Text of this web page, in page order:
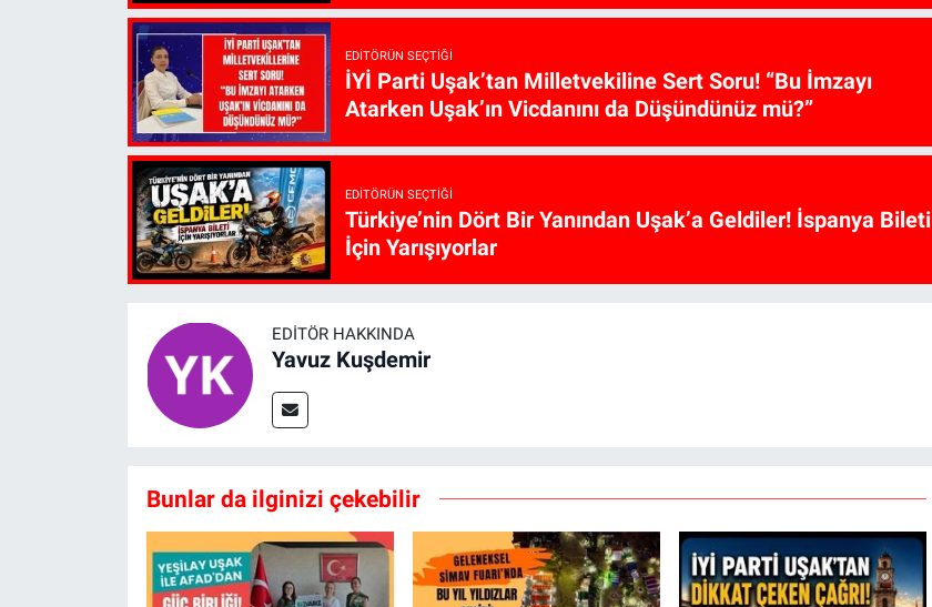
EDITÖRÜN SEÇTIĞI
İYİ Parti Uşak’tan Milletvekiline Sert Soru! “Bu İmzayı
Atarken Uşak’ın Vicdanını da Düşündünüz mü?”
EDITÖRÜN SEÇTIĞI
Türkiye’nin Dört Bir Yanından Uşak’a Geldiler! İspanya Bileti
İçin Yarışıyorlar
EDITÖR HAKKINDA
Yavuz Kuşdemir
Bunlar da ilginizi çekebilir